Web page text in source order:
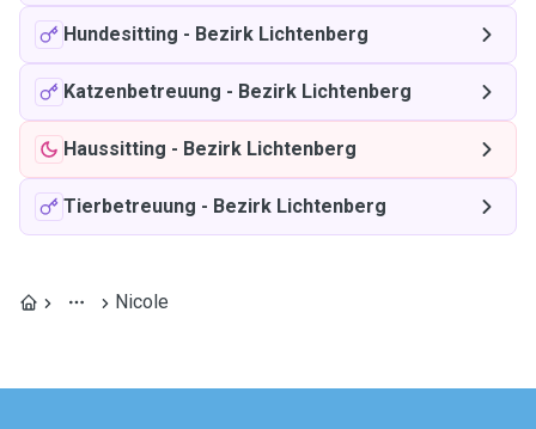
Hundesitting - Bezirk Lichtenberg
Katzenbetreuung - Bezirk Lichtenberg
Haussitting - Bezirk Lichtenberg
Tierbetreuung - Bezirk Lichtenberg
Nicole